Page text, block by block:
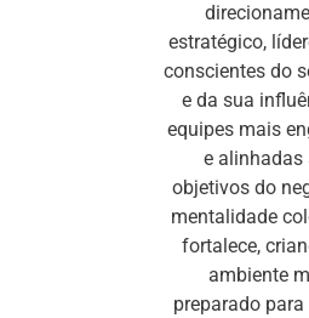
estratégico,
conscientes do
e da sua
equipes mais
e alinhadas
objetivos do
mentalidade
fortalece,
ambiente
preparado para